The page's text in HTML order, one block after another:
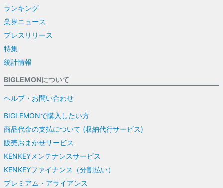
ランキング
業界ニュース
プレスリリース
特集
統計情報
BIGLEMONについて
ヘルプ・お問い合わせ
BIGLEMONで購入したい方
商品代金の支払について (収納代行サービス)
販売おまかせサービス
KENKEYメンテナンスサービス
KENKEYファイナンス（分割払い）
プレミアム・アライアンス